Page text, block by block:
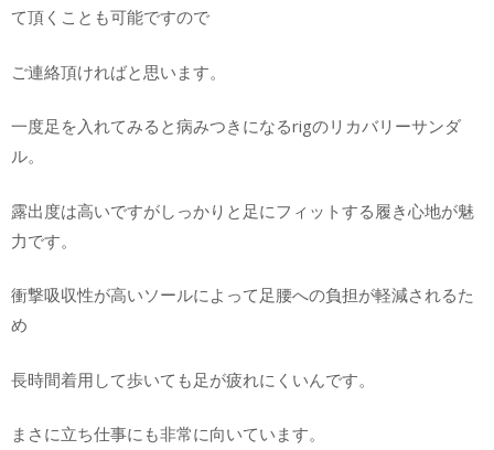
て頂くことも可能ですので
ご連絡頂ければと思います。
一度足を入れてみると病みつきになるrigのリカバリーサンダ
ル。
露出度は高いですがしっかりと足にフィットする履き心地が魅
力です。
衝撃吸収性が高いソールによって足腰への負担が軽減されるた
め
長時間着用して歩いても足が疲れにくいんです。
まさに立ち仕事にも非常に向いています。